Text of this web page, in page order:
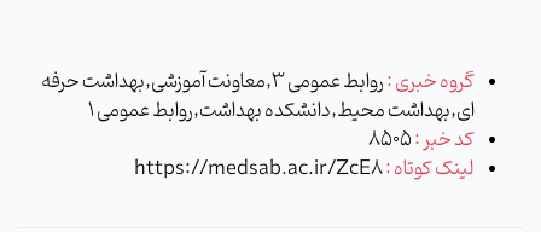
گروه خبری :
روابط عمومی 3,معاونت آموزشی,بهداشت حرفه
ای,بهداشت محیط,دانشکده بهداشت,روابط عمومی 1
کد خبر :8505
لینک کوتاه :https://medsab.ac.ir/ZcE8